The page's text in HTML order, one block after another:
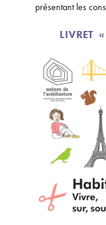
présentant les
LIVRET